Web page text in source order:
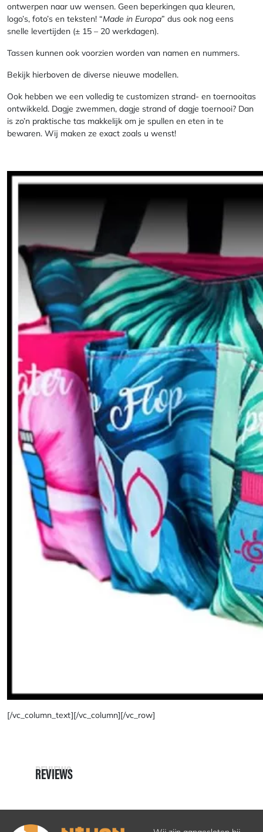
ontwerpen naar uw wensen. Geen beperkingen qua kleuren,
logo’s, foto’s en teksten! “Made in Europa” dus ook nog eens
snelle levertijden (± 15 – 20 werkdagen).
Tassen kunnen ook voorzien worden van namen en nummers.
Bekijk hierboven de diverse nieuwe modellen.
Ook hebben we een volledig te customizen strand- en toernooitas
ontwikkeld. Dagje zwemmen, dagje strand of dagje toernooi? Dan
is zo’n praktische tas makkelijk om je spullen en eten in te
bewaren. Wij maken ze exact zoals u wenst!
[/vc_column_text][/vc_column][/vc_row]
REVIEWS
REVIEWS